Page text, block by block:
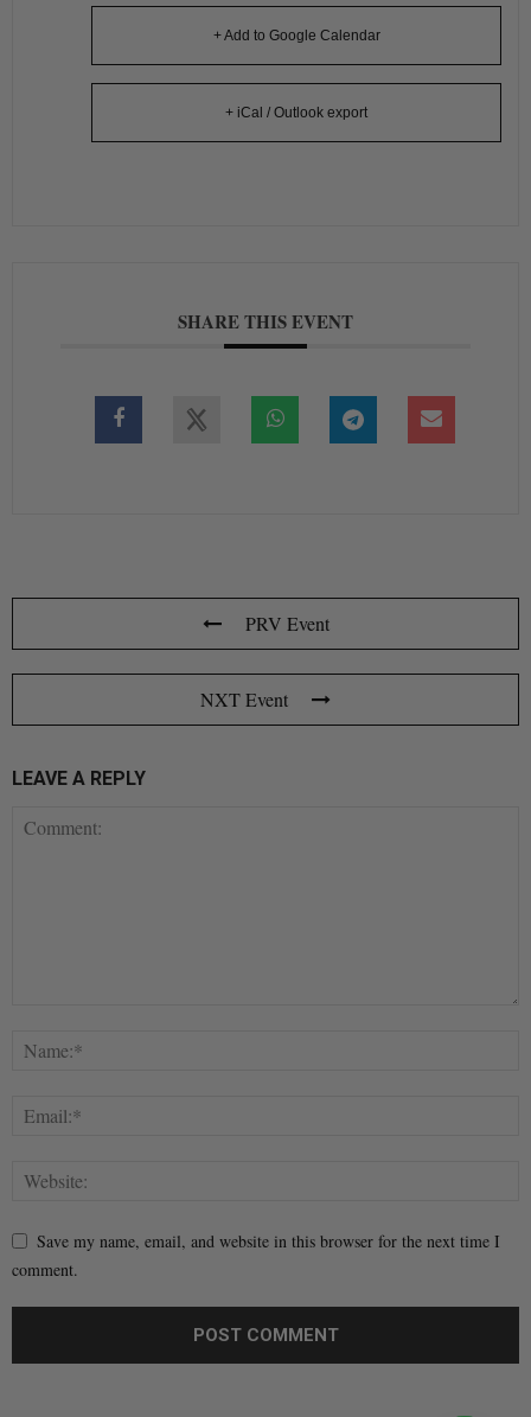
+ Add to Google Calendar
+ iCal / Outlook export
SHARE THIS EVENT
PRV Event
NXT Event
LEAVE A REPLY
Save my name, email, and website in this browser for the next time I
comment.